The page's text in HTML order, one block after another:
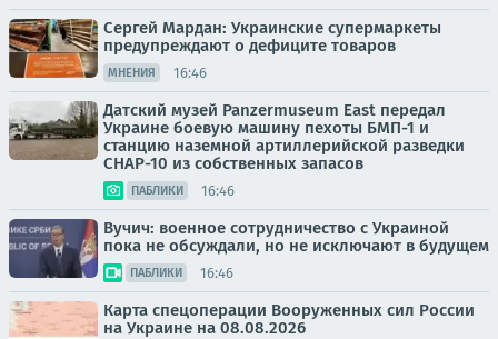
Сергей Мардан: Украинские супермаркеты
предупреждают о дефиците товаров
МНЕНИЯ 16:46
Датский музей Panzermuseum East передал
Украине боевую машину пехоты БМП-1 и
станцию наземной артиллерийской разведки
СНАР-10 из собственных запасов
ПАБЛИКИ 16:46
Вучич: военное сотрудничество с Украиной
пока не обсуждали, но не исключают в будущем
ПАБЛИКИ 16:46
Карта спецоперации Вооруженных сил России
на Украине на 08.08.2026